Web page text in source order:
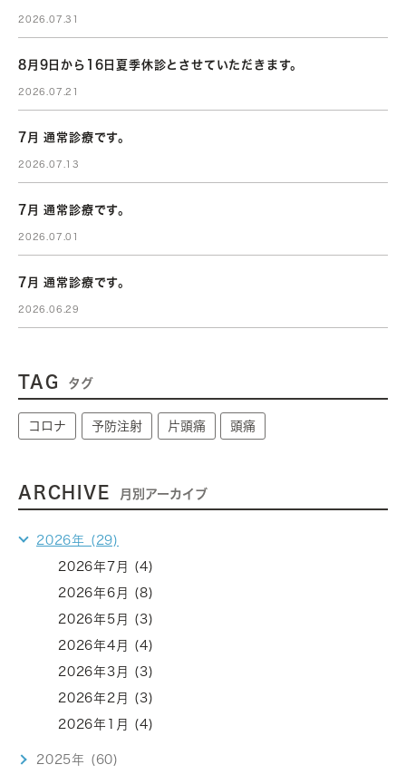
2026.07.31
8月9日から16日夏季休診とさせていただきます。
2026.07.21
7月 通常診療です。
2026.07.13
7月 通常診療です。
2026.07.01
7月 通常診療です。
2026.06.29
TAG タグ
コロナ 予防注射 片頭痛 頭痛
ARCHIVE 月別アーカイブ
2026年 (29)
2026年7月 (4)
2026年6月 (8)
2026年5月 (3)
2026年4月 (4)
2026年3月 (3)
2026年2月 (3)
2026年1月 (4)
2025年 (60)